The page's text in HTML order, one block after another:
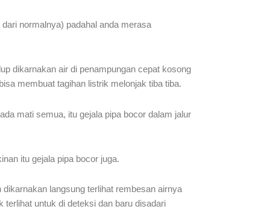
normalnya) padahal anda merasa
dikarnakan air di penampungan cepat kosong
membuat tagihan listrik melonjak tiba tiba.
mati semua, itu gejala pipa bocor dalam jalur
itu gejala pipa bocor juga.
langsung terlihat rembesan airnya
terlihat untuk di deteksi dan baru disadari